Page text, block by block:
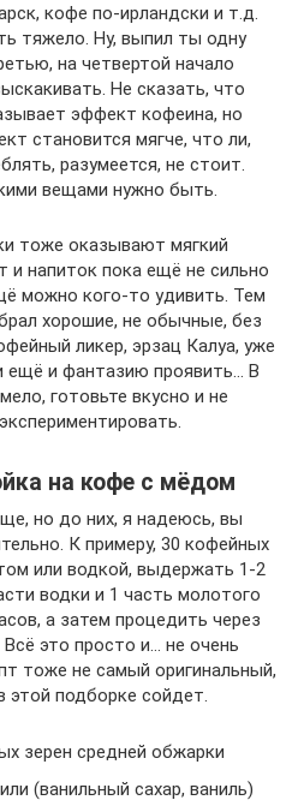
кофе по-ирландски и т.д.
тяжело. Ну, выпил ты одну
на четвертой начало
Не сказать, что
эффект кофеина, но
становится мягче, что ли,
разумеется, не стоит.
вещами нужно быть.
тоже оказывают мягкий
напиток пока ещё не сильно
можно кого-то удивить. Тем
хорошие, не обычные, без
ликер, эрзац Калуа, уже
ещё и фантазию проявить… В
готовьте вкусно и не
на кофе с мёдом
но до них, я надеюсь, вы
К примеру, 30 кофейных
или водкой, выдержать 1-2
водки и 1 часть молотого
а затем процедить через
это просто и… не очень
тоже не самый оригинальный,
этой подборке сойдет.
зерен средней обжарки
(ванильный сахар, ваниль)